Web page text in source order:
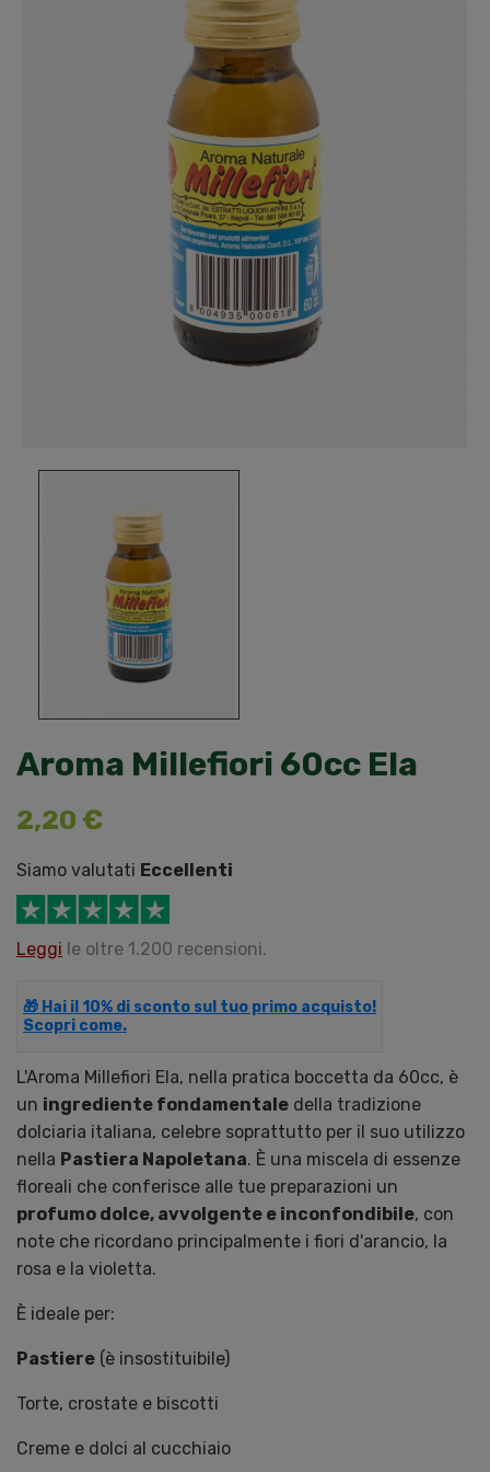
Aroma Millefiori 60cc Ela
2,20 €
Siamo valutati Eccellenti
Leggi le oltre 1.200 recensioni.
🎁 Hai il 10% di sconto sul tuo primo acquisto!
Scopri come.
L'Aroma Millefiori Ela, nella pratica boccetta da 60cc, è
un ingrediente fondamentale della tradizione
dolciaria italiana, celebre soprattutto per il suo utilizzo
nella Pastiera Napoletana. È una miscela di essenze
floreali che conferisce alle tue preparazioni un
profumo dolce, avvolgente e inconfondibile, con
note che ricordano principalmente i fiori d'arancio, la
rosa e la violetta.
È ideale per:
Pastiere (è insostituibile)
Torte, crostate e biscotti
Creme e dolci al cucchiaio